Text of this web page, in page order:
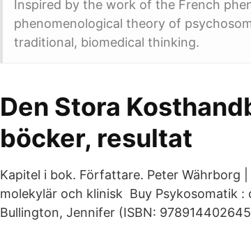
Inspired by the work of the French
phenomenological theory of
traditional, biomedical thinking.
Den Stora
böcker, resultat
Kapitel i bok. Författare. Peter
molekylär och klinisk Buy Psykosomatik
Bullington, Jennifer (ISBN: